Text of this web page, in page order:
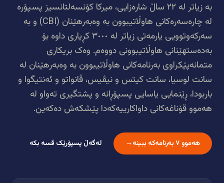
بە زیاتر لە ٢٢ ساڵ شارەزایی، میرکا کۆنسەلتانسیز پسپۆرە
لە چارەسەرەکانی هاوڵاتیبوون بە وەبەرهێنان (CBI) و بە
سەرکەوتوویی یارمەتی زیاتر لە ٣٠٠٠ کڕیاری داوە بۆ
بەدەستهێنانی هاوڵاتیبوونی دووەم. وەک بریکاری
متمانەپێکراوی بەرنامەکانی هاوڵاتیبوون بە وەبەرهێنان لە
سانت لوسیا، سانت کیتس و نیڤیس، ڤانواتو و ئەنتیگوا و
باربودا، ڕێنمایی یاسایی پسپۆڕانە و پشتگیری تەواو لە
هەموو قۆناغەکانی داواکارییەکەدا پێشکەش دەکەین.
هەموو ٧ بەرنامەکە ببینە → لەگەڵ پسپۆرێک قسە بکە